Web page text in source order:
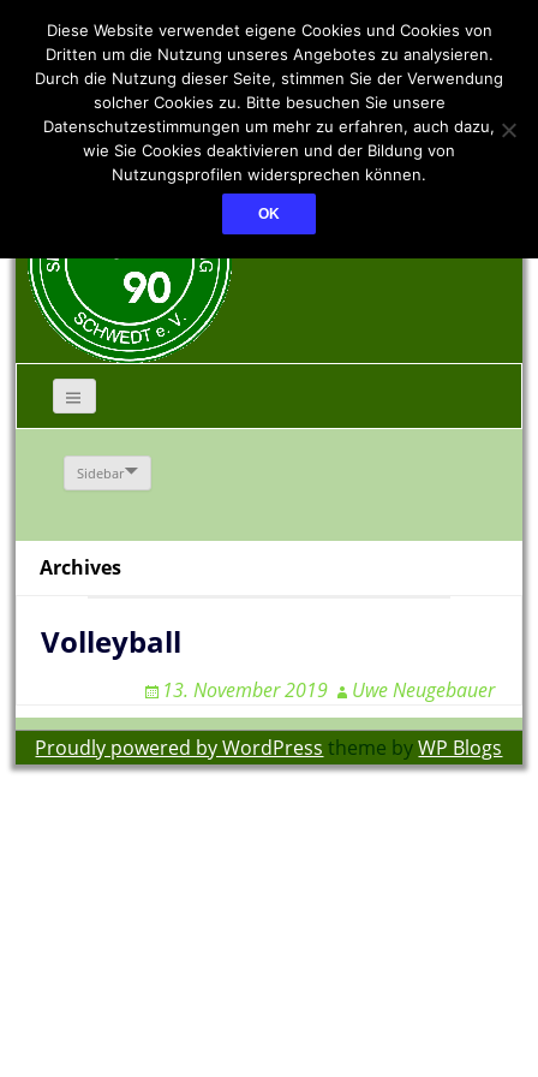
SSV PCK 90 Schwedt
e.V.
Sidebar
Archives
Volleyball
13. November 2019 Uwe Neugebauer
Proudly powered by WordPress theme byWP Blogs
Diese Website verwendet eigene Cookies und Cookies von
Dritten um die Nutzung unseres Angebotes zu analysieren.
Durch die Nutzung dieser Seite, stimmen Sie der Verwendung
solcher Cookies zu. Bitte besuchen Sie unsere
Datenschutzestimmungen um mehr zu erfahren, auch dazu,
wie Sie Cookies deaktivieren und der Bildung von
Nutzungsprofilen widersprechen können.
OK